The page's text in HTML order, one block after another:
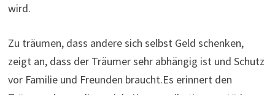
wird.
Zu träumen, dass andere sich selbst Geld schenken,
zeigt an, dass der Träumer sehr abhängig ist und Schutz
vor Familie und Freunden braucht.Es erinnert den